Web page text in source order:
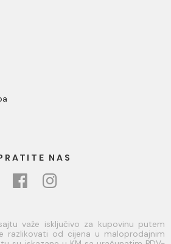
NAS
važe isključivo za kupovinu putem
razlikovati od cijena u maloprodajnim